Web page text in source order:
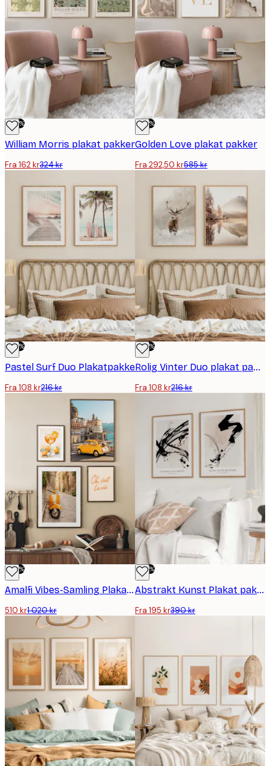
-50%
William Morris plakat pakker
Fra 162 kr324 kr
-50%
Golden Love plakat pakker
Fra 292,50 kr585 kr
-50%
Pastel Surf Duo Plakatpakke
Fra 108 kr216 kr
-50%
Rolig Vinter Duo plakat pakker
Fra 108 kr216 kr
-50%
Amalfi Vibes-Samling Plakatpakke
510 kr1 020 kr
-50%
Abstrakt Kunst Plakat pakker
Fra 195 kr390 kr